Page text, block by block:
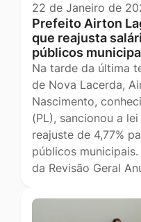
22 de Janeiro de
Prefeito Airton
que reajusta
públicos
Na tarde da última
de Nova Lacerda,
Nascimento,
(PL), sancionou a
reajuste de 4,77%
públicos
da Revisão Geral